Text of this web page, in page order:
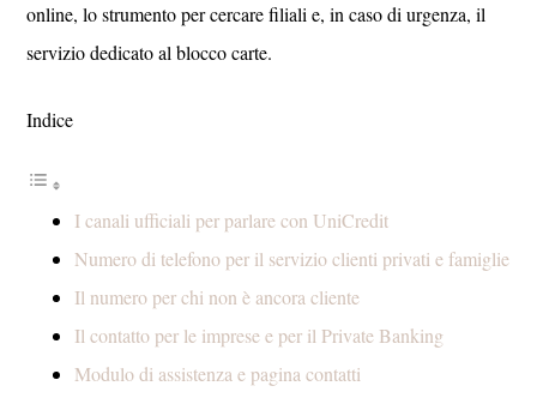
online, lo strumento per cercare filiali e, in caso di urgenza, il
servizio dedicato al blocco carte.
Indice
I canali ufficiali per parlare con UniCredit
Numero di telefono per il servizio clienti privati e famiglie
Il numero per chi non è ancora cliente
Il contatto per le imprese e per il Private Banking
Modulo di assistenza e pagina contatti